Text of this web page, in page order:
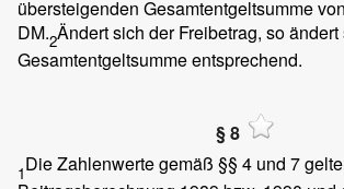
übersteigenden Gesamtentgeltsumme
DM.2Ändert sich der Freibetrag, so
Gesamtentgeltsumme entsprechend.
§ 8
1Die Zahlenwerte gemäß §§ 4 und 7